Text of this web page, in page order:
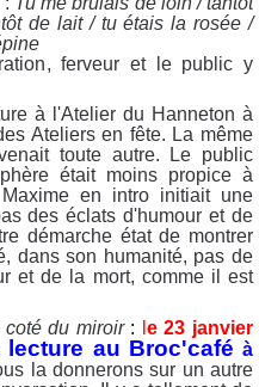
de lait / tu étais la rosée /
ferveur et le public y
à l'Atelier du Hanneton à
Ateliers en fête. La même
toute autre. Le public
était moins propice à
en intro initiait une
des éclats d'humour et de
démarche état de montrer
dans son humanité, pas de
et de la mort, comme il est
coté du miroir :
e 23 janvier
au Broc'café à
la donnerons sur un autre